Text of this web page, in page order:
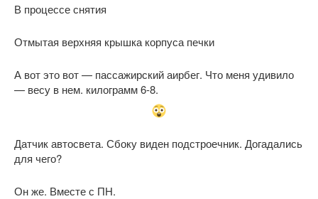
В процессе снятия
Отмытая верхняя крышка корпуса печки
А вот это вот — пассажирский аирбег. Что меня удивило
— весу в нем. килограмм 6-8.
Датчик автосвета. Сбоку виден подстроечник. Догадались
для чего?
Он же. Вместе с ПН.